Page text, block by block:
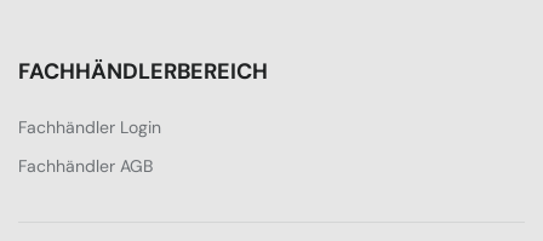
FACHHÄNDLERBEREICH
Fachhändler Login
Fachhändler AGB